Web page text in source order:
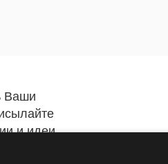
Ваши
и идеи